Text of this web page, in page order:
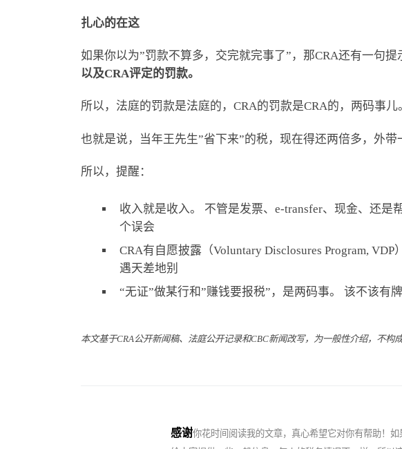
扎心的在这
如果你以为”罚款不算多，交完就完事了”，那CRA还有一句提
以及CRA评定的罚款。
所以，法庭的罚款是法庭的，CRA的罚款是CRA的，两码事儿
也就是说，当年王先生”省下来”的税，现在得还两倍多，外带
所以，提醒：
收入就是收入。 不管是发票、e-transfer、现金、还
个误会
CRA有自愿披露（Voluntary Disclosures Program,
遇天差地别
“无证”做某行和”赚钱要报税”，是两码事。 该不该
本文基于CRA 公开新闻稿、法庭公开记录和CBC新闻改写，为一般性介绍，不
感谢你花时间阅读我的文章，真心希望它对你有帮助！